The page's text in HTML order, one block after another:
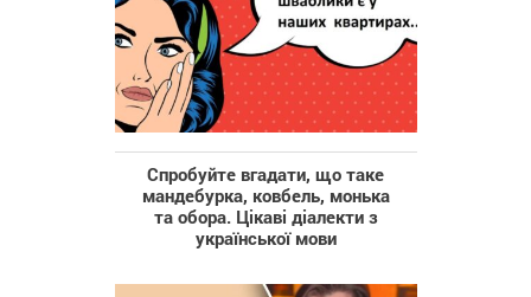
Спробуйте вгадати, що таке
мандебурка, ковбель, монька
та обора. Цікаві діалекти з
української мови